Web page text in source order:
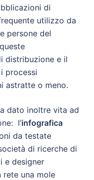
di
utilizzo da
persone del
distribuzione e il
processi
astratte o meno.
dato inoltre vita ad
l’infografica
da testate
di ricerche di
e designer
rete una mole